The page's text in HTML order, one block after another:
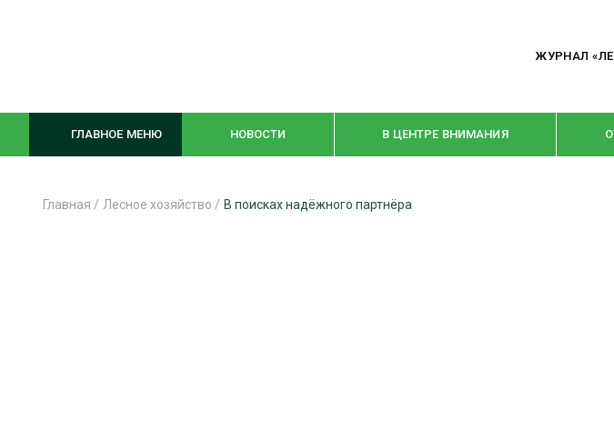
ЖУРНАЛ
ГЛАВНОЕ МЕНЮ НОВОСТИ В ЦЕНТРЕ ВНИМАНИЯ
Главная / Лесное хозяйство / В поисках надёжного партнёра